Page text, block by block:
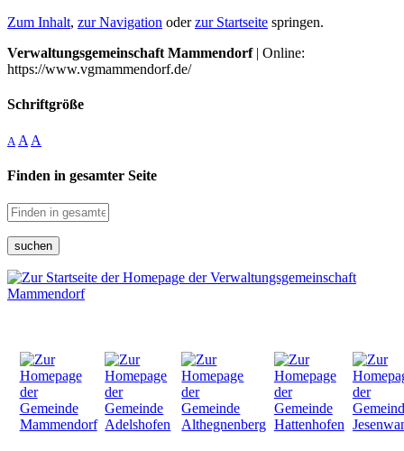
Zum Inhalt, zur Navigation oderzur Startseite springen.
Verwaltungsgemeinschaft Mammendorf| Online:
https://www.vgmammendorf.de/
Schriftgröße
A A A
Finden in gesamter Seite
suchen